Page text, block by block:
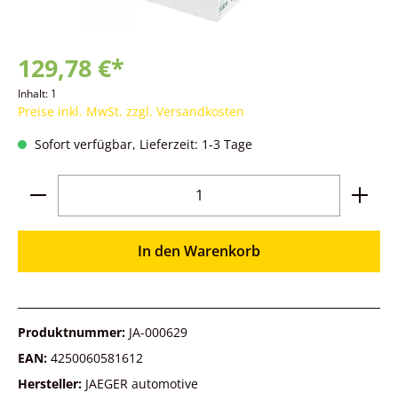
129,78 €*
Inhalt: 1
Preise inkl. MwSt. zzgl. Versandkosten
Sofort verfügbar, Lieferzeit: 1-3 Tage
Produkt Anzahl: Gib den gewünschten
In den Warenkorb
Produktnummer: JA-000629
EAN: 4250060581612
Hersteller: JAEGER automotive